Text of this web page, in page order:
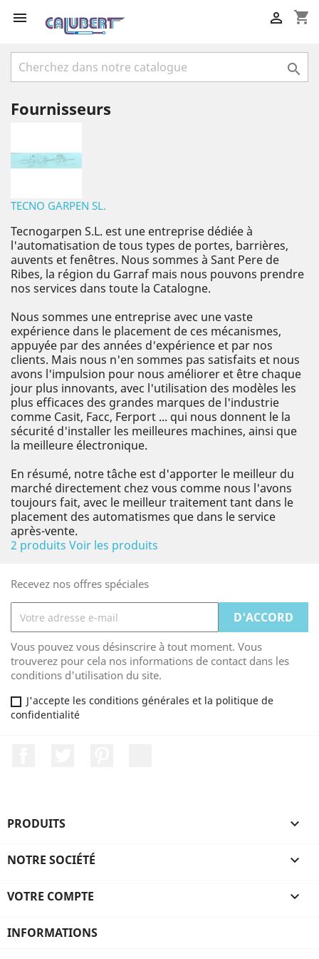
 shopping_cart


Fournisseurs
TECNO GARPEN SL.
Tecnogarpen S.L. est une entreprise dédiée à
l'automatisation de tous types de portes, barrières,
auvents et fenêtres. Nous sommes à Sant Pere de
Ribes, la région du Garraf mais nous pouvons prendre
nos services dans toute la Catalogne.
Nous sommes une entreprise avec une vaste
expérience dans le placement de ces mécanismes,
appuyée par des années d'expérience et par nos
clients. Mais nous n'en sommes pas satisfaits et nous
avons l'impulsion pour nous améliorer et être chaque
jour plus innovants, avec l'utilisation des modèles les
plus efficaces des grandes marques de l'industrie
comme Casit, Facc, Ferport ... qui nous donnent le la
sécurité d'installer les meilleures machines, ainsi que
la meilleure électronique.
En résumé, notre tâche est d'apporter le meilleur du
marché directement chez vous comme nous l'avons
toujours fait, avec le meilleur traitement tant dans le
placement des automatismes que dans le service
après-vente.
2 produits Voir les produits
Recevez nos offres spéciales
Vous pouvez vous désinscrire à tout moment. Vous
trouverez pour cela nos informations de contact dans les
conditions d'utilisation du site.
J'accepte les conditions générales et la politique de
confidentialité
PRODUITS 
NOTRE SOCIÉTÉ 
VOTRE COMPTE 
INFORMATIONS